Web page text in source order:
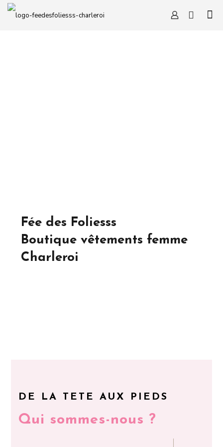
Fée des Foliesss
Boutique vêtements femme
Charleroi
DE LA TETE AUX PIEDS
Qui sommes-nous ?